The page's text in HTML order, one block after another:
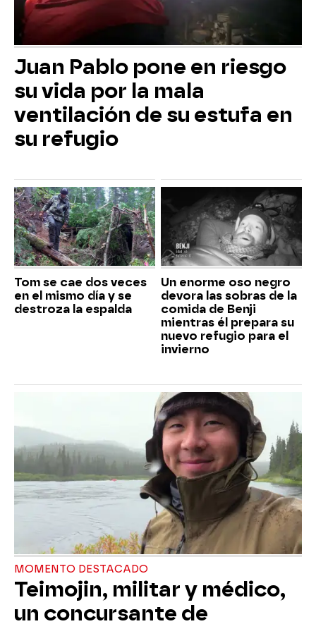
Juan Pablo pone en riesgo
su vida por la mala
ventilación de su estufa en
su refugio
Tom se cae dos veces
en el mismo día y se
destroza la espalda
Un enorme oso negro
devora las sobras de la
comida de Benji
mientras él prepara su
nuevo refugio para el
invierno
MOMENTO DESTACADO
Teimojin, militar y médico,
un concursante de